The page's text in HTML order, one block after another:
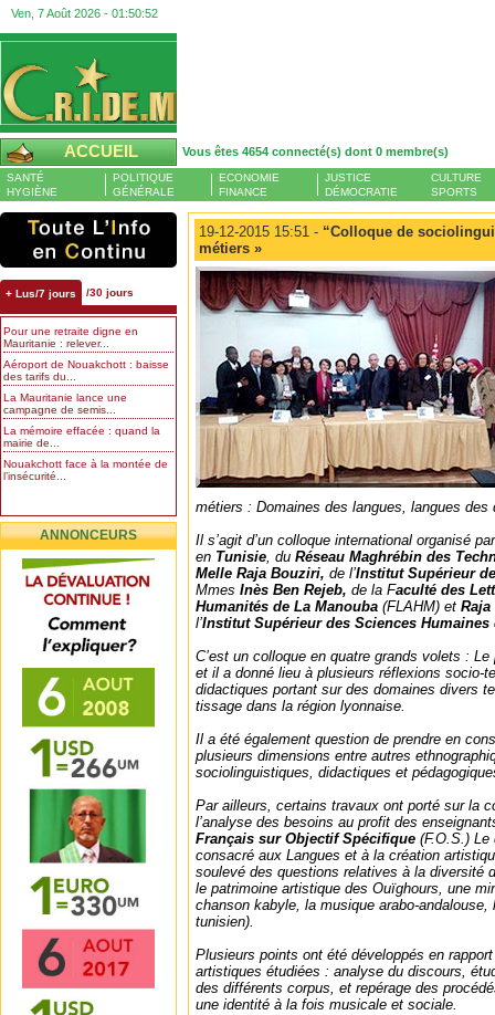
Ven, 7 Août 2026 - 01:50:53
ACCUEIL Vous êtes 4654 connecté(s) dont 0 membre(s)
SANTÉ
HYGIÈNE
POLITIQUE
GÉNÉRALE
ECONOMIE
FINANCE
JUSTICE
DÉMOCRATIE
CULTURE
SPORTS
+ Lus/7 jours /30 jours
Pour une retraite digne en
Mauritanie : relever...
Aéroport de Nouakchott : baisse
des tarifs du...
La Mauritanie lance une
campagne de semis...
La mémoire effacée : quand la
mairie de...
Nouakchott face à la montée de
l’insécurité...
ANNONCEURS
19-12-2015 15:51 - “Colloque de
métiers »
métiers : Domaines des langues, langues des
Il s’agit d’un colloque international organisé
en Tunisie, du Réseau Maghrébin des
Melle Raja Bouziri, de l’Institut Supérieur
Mmes Inès Ben Rejeb, de la Faculté des
Humanités de La Manouba (FLAHM) et
l’Institut Supérieur des Sciences Humaines
C’est un colloque en quatre grands volets :
et il a donné lieu à plusieurs réflexions socio-
didactiques portant sur des domaines divers
tissage dans la région lyonnaise.
Il a été également question de prendre en
plusieurs dimensions entre autres
sociolinguistiques, didactiques et
Par ailleurs, certains travaux ont porté sur la
l’analyse des besoins au profit des
Français sur Objectif Spécifique (F.O.S.) Le
consacré aux Langues et à la création
soulevé des questions relatives à la diversité
le patrimoine artistique des Ouïghours, une
chanson kabyle, la musique arabo-
tunisien).
Plusieurs points ont été développés en
artistiques étudiées : analyse du discours,
des différents corpus, et repérage des
une identité à la fois musicale et sociale.